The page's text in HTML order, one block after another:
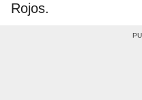
Rojos.